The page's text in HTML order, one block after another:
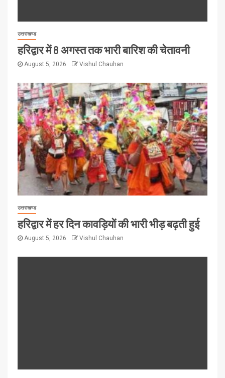
उत्तराखण्ड
हरिद्वार में 8 अगस्त तक भारी बारिश की चेतावनी
August 5, 2026 Vishul Chauhan
उत्तराखण्ड
हरिद्वार में हर दिन कावड़ियों की भारी भीड़ बढ़ती हुई
August 5, 2026 Vishul Chauhan